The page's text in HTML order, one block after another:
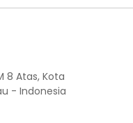
8 Atas, Kota
- Indonesia